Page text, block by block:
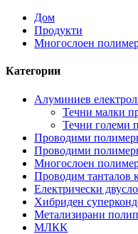
Дом
Продукти
Многослоен
Категории
Алуминиев
Течни малки
Течни големи
Проводими
Проводими
Многослоен
Проводим танталов
Електрически
Хибриден
Метализирани
МЛКК